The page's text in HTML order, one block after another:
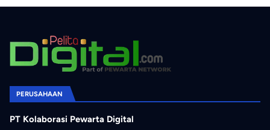
PERUSAHAAN
PT Kolaborasi Pewarta Digital